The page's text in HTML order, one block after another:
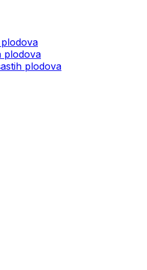
plodova
plodova